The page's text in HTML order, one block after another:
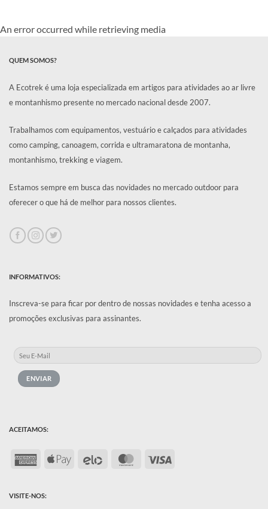
An error occurred while retrieving media
QUEM SOMOS?
A Ecotrek é uma loja especializada em artigos para atividades ao ar livre
e montanhismo presente no mercado nacional desde 2007.
Trabalhamos com equipamentos, vestuário e calçados para atividades
como camping, canoagem, corrida e ultramaratona de montanha,
montanhismo, trekking e viagem.
Estamos sempre em busca das novidades no mercado outdoor para
oferecer o que há de melhor para nossos clientes.
VISITE-NOS:
INFORMATIVOS:
Inscreva-se para ficar por dentro de nossas novidades e tenha acesso a
promoções exclusivas para assinantes.
ACEITAMOS:
AmericanApple
MasterCard